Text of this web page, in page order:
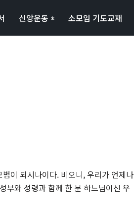
신앙운동 소모임 기도교재
이 되시나이다. 비오니, 우리가 언제나
부와 성령과 함께 한 분 하느님이신 우